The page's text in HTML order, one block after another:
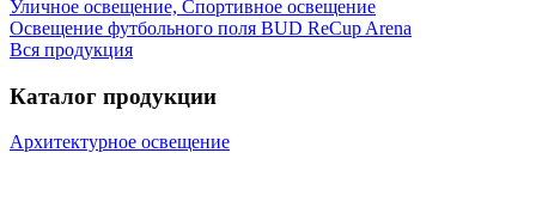
Уличное освещение, Спортивное освещение
Освещение футбольного поля BUD ReCup Arena
Вся продукция
Каталог продукции
Архитектурное освещение